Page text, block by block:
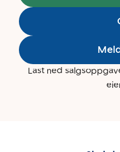
Last ned